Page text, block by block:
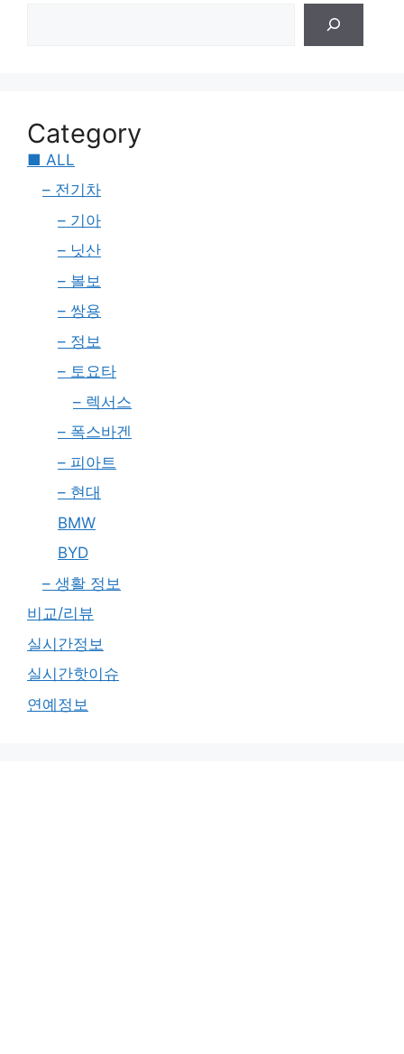
Category
■ ALL
– 전기차
– 기아
– 닛산
– 볼보
– 쌍용
– 정보
– 토요타
– 렉서스
– 폭스바겐
– 피아트
– 현대
BMW
BYD
– 생활 정보
비교/리뷰
실시간정보
실시간핫이슈
연예정보